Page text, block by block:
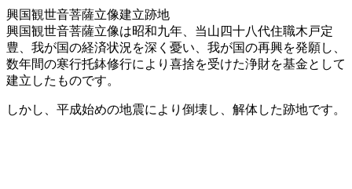
興国観世音菩薩立像建立跡地
興国観世音菩薩立像は昭和九年、当山四十八代住職木戸定
豊、我が国の経済状況を深く憂い、我が国の再興を発願し、
数年間の寒行托鉢修行により喜捨を受けた浄財を基金として
建立したものです。
しかし、平成始めの地震により倒壊し、解体した跡地です。